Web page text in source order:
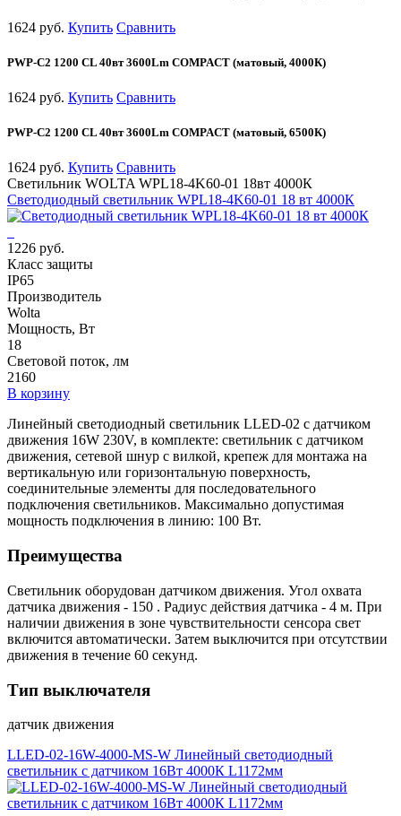
1624 руб. Купить Сравнить
PWP-С2 1200 CL 40вт 3600Lm COMPACT (матовый, 4000К)
1624 руб. Купить Сравнить
PWP-С2 1200 CL 40вт 3600Lm COMPACT (матовый, 6500К)
1624 руб. Купить Сравнить
Светильник WOLTA WPL18-4K60-01 18вт 4000К
Светодиодный светильник WPL18-4K60-01 18 вт 4000К
1226 руб.
Класс защиты
IP65
Производитель
Wolta
Мощность, Вт
18
Световой поток, лм
2160
В корзину
Линейный светодиодный светильник LLED-02 с датчиком
движения 16W 230V, в комплекте: светильник с датчиком
движения, сетевой шнур с вилкой, крепеж для монтажа на
вертикальную или горизонтальную поверхность,
соединительные элементы для последовательного
подключения светильников. Максимально допустимая
мощность подключения в линию: 100 Вт.
Преимущества
Светильник оборудован датчиком движения. Угол охвата
датчика движения - 150 . Радиус действия датчика - 4 м. При
наличии движения в зоне чувствительности сенсора свет
включится автоматически. Затем выключится при отсутствии
движения в течение 60 секунд.
Тип выключателя
датчик движения
LLED-02-16W-4000-MS-W Линейный светодиодный
светильник с датчиком 16Вт 4000К L1172мм